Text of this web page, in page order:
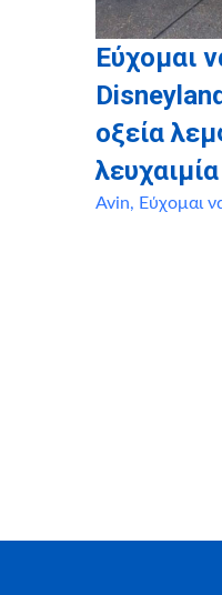
Εύχομαι
οξεία
λευχαιμία
Avin, Εύχομαι